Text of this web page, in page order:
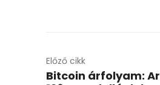
Előző cikk
Bitcoin árfolyam: